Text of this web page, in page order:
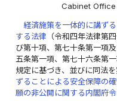
Cabinet
経済施策を一体的に講ず
する法律 （令和四年法律第
び第十項、第七十条第一項
五条第一項、第七十六条第
規定に基づき、並びに同法を
ずることによる安全保障の
願の非公開に関する内閣府令